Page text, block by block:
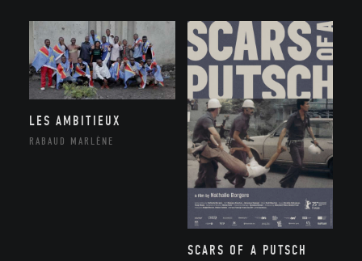
LES AMBITIEUX
RABAUD MARLÈNE
SCARS OF A PUTSCH